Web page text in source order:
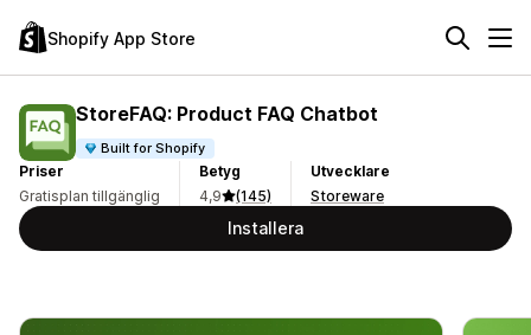
Shopify App Store
StoreFAQ: Product FAQ Chatbot
Built for Shopify
Priser
Gratisplan tillgänglig
Betyg
4,9
(145)
Utvecklare
Storeware
Installera